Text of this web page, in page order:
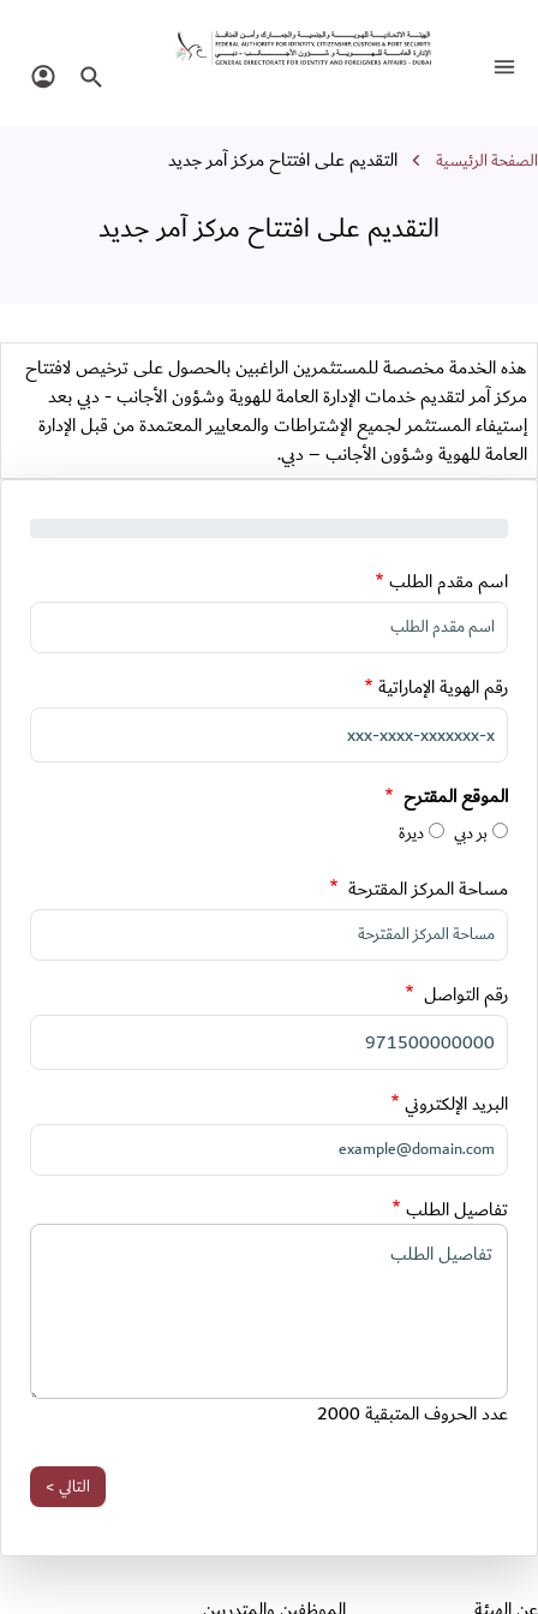
التقديم على افتتاح مركز آمر جديد
تبديل التنقل البحث في
مسار التنقل
الصفحة الرئيسية التقديم على افتتاح مركز آمر جديد
التقديم على افتتاح مركز آمر جديد
هذه الخدمة مخصصة للمستثمرين الراغبين بالحصول على ترخيص لافتتاح
مركز آمر لتقديم خدمات الإدارة العامة للهوية وشؤون الأجانب - دبي بعد
إستيفاء المستثمر لجميع الإشتراطات والمعايير المعتمدة من قبل الإدارة
العامة للهوية وشؤون الأجانب – دبي.
اسم مقدم الطلب
رقم الهوية الإماراتية
الموقع المقترح
بر دبي ديرة
مساحة المركز المقترحة
رقم التواصل
البريد الإلكتروني
تفاصيل الطلب
عدد الحروف المتبقية2000